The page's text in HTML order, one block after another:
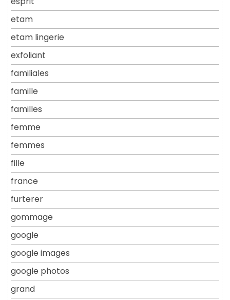
etam
etam lingerie
exfoliant
familiales
famille
familles
femme
femmes
fille
france
furterer
gommage
google
google images
google photos
grand